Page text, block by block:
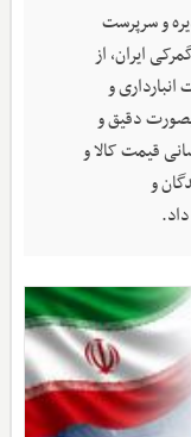
و سرپرست
ایران، از
و
دقیق و
قیمت کالا و
و